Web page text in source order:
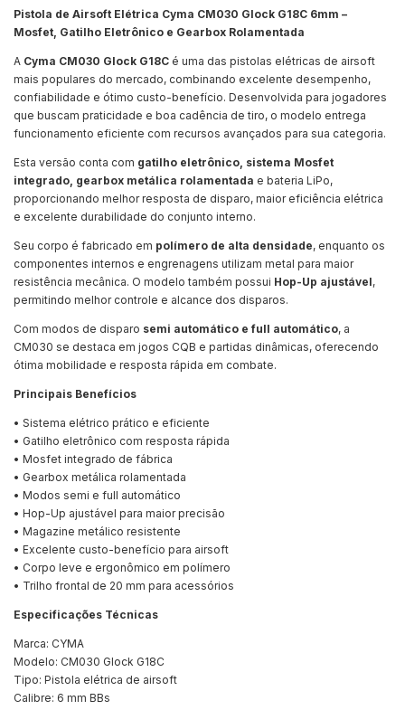
Pistola de Airsoft Elétrica Cyma CM030 Glock G18C 6mm –
Mosfet, Gatilho Eletrônico e Gearbox Rolamentada
A Cyma CM030 Glock G18C é uma das pistolas elétricas de airsoft
mais populares do mercado, combinando excelente desempenho,
confiabilidade e ótimo custo-benefício. Desenvolvida para jogadores
que buscam praticidade e boa cadência de tiro, o modelo entrega
funcionamento eficiente com recursos avançados para sua categoria.
Esta versão conta com gatilho eletrônico, sistema Mosfet
integrado, gearbox metálica rolamentada e bateria LiPo,
proporcionando melhor resposta de disparo, maior eficiência elétrica
e excelente durabilidade do conjunto interno.
Seu corpo é fabricado em polímero de alta densidade, enquanto os
componentes internos e engrenagens utilizam metal para maior
resistência mecânica. O modelo também possui Hop-Up ajustável,
permitindo melhor controle e alcance dos disparos.
Com modos de disparo semi automático e full automático, a
CM030 se destaca em jogos CQB e partidas dinâmicas, oferecendo
ótima mobilidade e resposta rápida em combate.
Principais Benefícios
• Sistema elétrico prático e eficiente
• Gatilho eletrônico com resposta rápida
• Mosfet integrado de fábrica
• Gearbox metálica rolamentada
• Modos semi e full automático
• Hop-Up ajustável para maior precisão
• Magazine metálico resistente
• Excelente custo-benefício para airsoft
• Corpo leve e ergonômico em polímero
• Trilho frontal de 20 mm para acessórios
Especificações Técnicas
Marca: CYMA
Modelo: CM030 Glock G18C
Tipo: Pistola elétrica de airsoft
Calibre: 6 mm BBs